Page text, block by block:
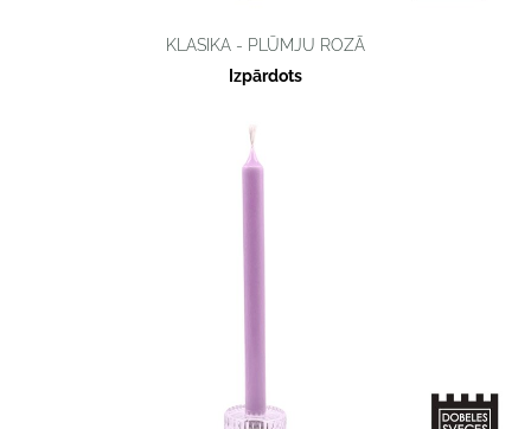
KLASIKA - PLŪMJU ROZĀ
Izpārdots